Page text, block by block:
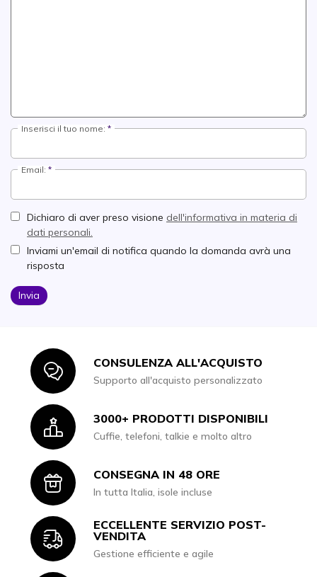
Inserisci il tuo nome:
Email:
Dichiaro di aver preso visione dell'informativa in materia di
dati personali.
Inviami un'email di notifica quando la domanda avrà una
risposta
Invia
IconCONSULENZA ALL'ACQUISTO
Supporto all'acquisto personalizzato
Icon3000+ PRODOTTI DISPONIBILI
Cuffie, telefoni, talkie e molto altro
IconCONSEGNA IN 48 ORE
In tutta Italia, isole incluse
Icon
ECCELLENTE SERVIZIO POST-
VENDITA
Gestione efficiente e agile